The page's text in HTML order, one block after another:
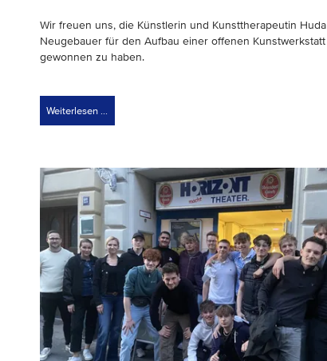
Wir freuen uns, die Künstlerin und Kunsttherapeutin Huda
Neugebauer für den Aufbau einer offenen Kunstwerkstatt
gewonnen zu haben.
Weiterlesen …